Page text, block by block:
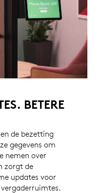
BETERE
de bezetting
gegevens om
nemen over
zorgt de
updates voor